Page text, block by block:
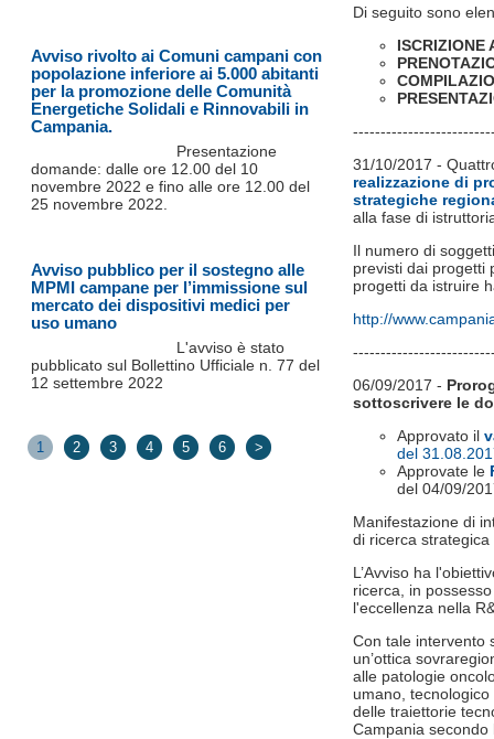
Di seguito sono
ISCRIZIONE
31/10/2017 -
realizzazione di
strategiche
alla fase di
Il numero di
previsti dai progetti
progetti da istruire
http://
06/09/2017 -
sottoscrivere le
Approvato il
del
Approvate le
del 04/09/
Manifestazione di
di ricerca
L’Avviso ha
ricerca, in
l'eccellenza nella
Con tale intervento
un’ottica
alle patologie
umano,
delle traiettorie
Campania
Avviso rivolto ai Comuni campani con
popolazione inferiore ai 5.000 abitanti
per la promozione delle Comunità
Energetiche Solidali e Rinnovabili in
Campania.
Presentazione
domande: dalle ore 12.00 del 10
novembre 2022 e fino alle ore 12.00 del
25 novembre 2022.
Avviso pubblico per il sostegno alle
MPMI campane per l’immissione sul
mercato dei dispositivi medici per
uso umano
L'avviso è stato
pubblicato sul Bollettino Ufficiale n. 77 del
12 settembre 2022
1 2 3 4 5 6 >